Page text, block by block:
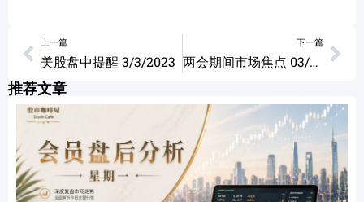
上一篇
美股盘中提醒 3/3/2023
下一篇
两会期间市场焦点 03/06/2023
推荐文章